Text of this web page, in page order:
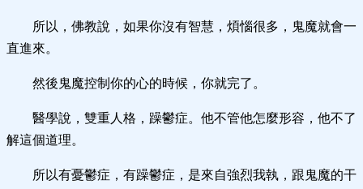
所以，佛教說，如果你沒有智慧，煩惱很多，鬼魔就會一
直進來。
然後鬼魔控制你的心的時候，你就完了。
醫學說，雙重人格，躁鬱症。他不管他怎麼形容，他不了
解這個道理。
所以有憂鬱症，有躁鬱症，是來自強烈我執，跟鬼魔的干